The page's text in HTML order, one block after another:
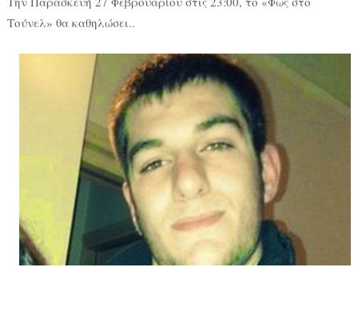
Τούνελ» θα καθηλώσει..